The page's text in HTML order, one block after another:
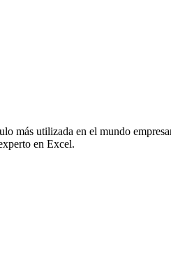
más utilizada en el mundo
en Excel.